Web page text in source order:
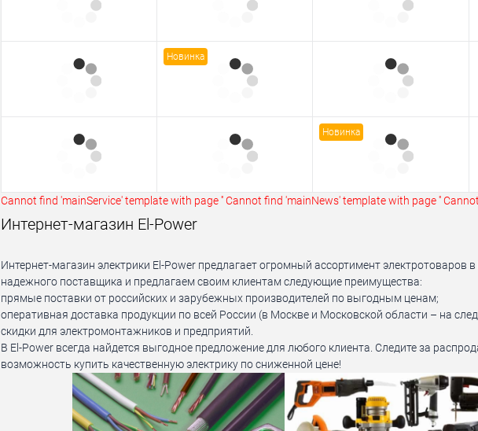
Новинка
Новинка
Cannot find 'mainService' template with page ''Cannot find 'mainNews' template with page ''
Интернет-магазин El-Power
Интернет-магазин электрики El-Power предлагает огромный ассортимент
надежного поставщика и предлагаем своим клиентам следующие преимущества:
прямые поставки от российских и зарубежных производителей по выгодным ценам;
оперативная доставка продукции по всей России (в Москве и Московской области – на
скидки для электромонтажников и предприятий.
В El-Power всегда найдется выгодное предложение для любого клиента. Следите за
возможность купить качественную электрику по сниженной цене!